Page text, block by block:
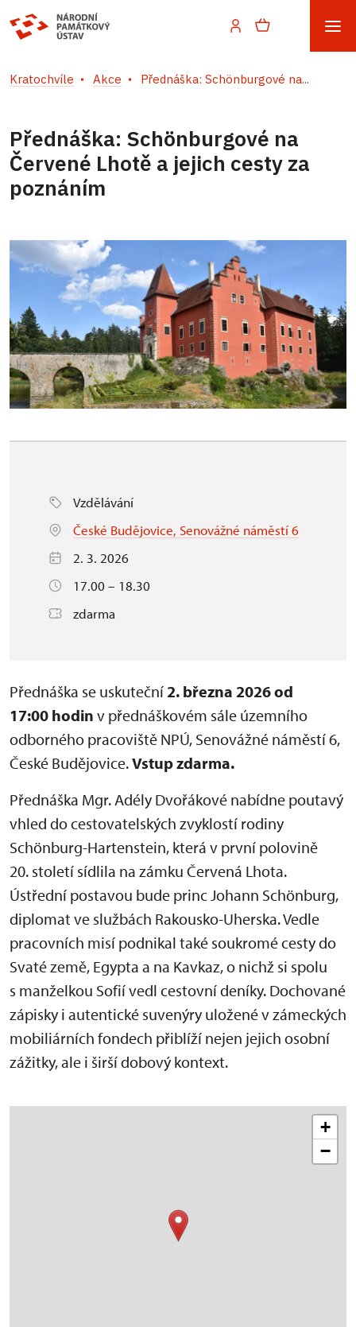
Kratochvíle Akce Přednáška: Schönburgové na...
Přednáška: Schönburgové na
Červené Lhotě a jejich cesty za
poznáním
Vzdělávání
České Budějovice, Senovážné náměstí 6
2. 3. 2026
17.00 – 18.30
zdarma
Přednáška se uskuteční2. března 2026 od
17:00 hodin v přednáškovém sále územního
odborného pracoviště NPÚ, Senovážné náměstí 6,
České Budějovice.Vstup zdarma.
Přednáška Mgr. Adély Dvořákové nabídne poutavý
vhled do cestovatelských zvyklostí rodiny
Schönburg-Hartenstein, která v první polovině
20. století sídlila na zámku Červená Lhota.
Ústřední postavou bude princ Johann Schönburg,
diplomat ve službách Rakousko-Uherska. Vedle
pracovních misí podnikal také soukromé cesty do
Svaté země, Egypta a na Kavkaz, o nichž si spolu
s manželkou Sofií vedl cestovní deníky. Dochované
zápisky i autentické suvenýry uložené v zámeckých
mobiliárních fondech přiblíží nejen jejich osobní
zážitky, ale i širší dobový kontext.
+
−